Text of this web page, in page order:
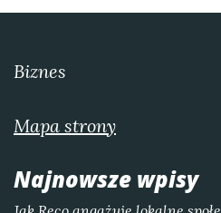
Biznes
Mapa strony
Najnowsze wpisy